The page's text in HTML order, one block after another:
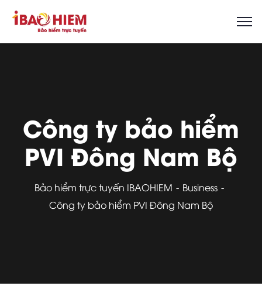
Công ty bảo hiểm
PVI Đông Nam Bộ
Bảo hiểm trực tuyến IBAOHIEM
Business
Công ty bảo hiểm PVI Đông Nam Bộ